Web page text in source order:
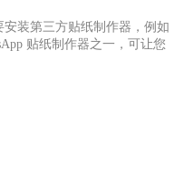
安装第三方贴纸制作器，例如
贴纸制作器之一，可让您